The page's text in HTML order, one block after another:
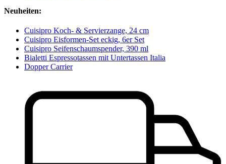
Neuheiten:
Cuisipro Koch- & Servierzange, 24 cm
Cuisipro Eisformen-Set eckig, 6er Set
Cuisipro Seifenschaumspender, 390 ml
Bialetti Espressotassen mit Untertassen Italia
Dopper Carrier